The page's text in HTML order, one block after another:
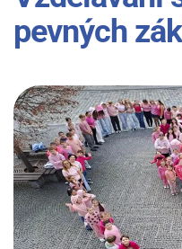
pevných